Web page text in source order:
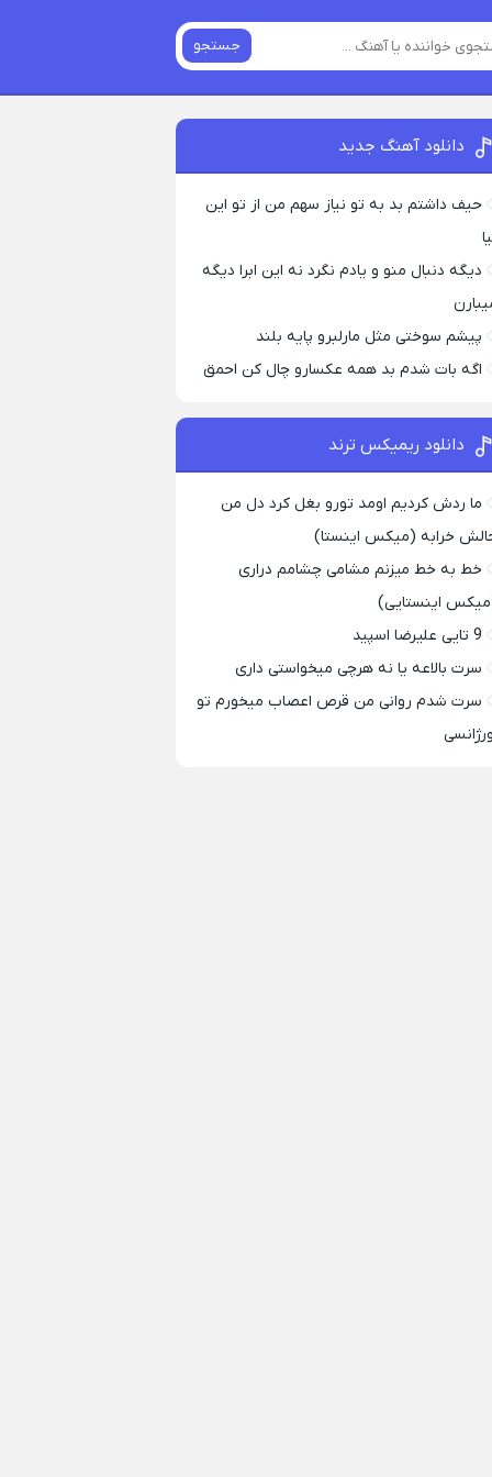
جستجو
دانلود آهنگ جدید
حیف داشتم بد به تو نیاز سهم من از تو این
دیگه دنبال منو و یادم نگرد نه این ابرا دیگه
پیشم سوختی مثل مارلبرو پایه بلند
اگه بات شدم بد همه عکسارو چال کن احمق
دانلود ریمیکس ترند
ما ردش کردیم اومد تورو بغل کرد دل من
خرابه (میکس اینستا)
خط به خط میزنم مشامی چشامم دراری
اینستایی)
9 تایی علیرضا اسپید
سرت بالاعه یا نه هرچی میخواستی داری
سرت شدم روانی من قرص اعصاب میخورم تو